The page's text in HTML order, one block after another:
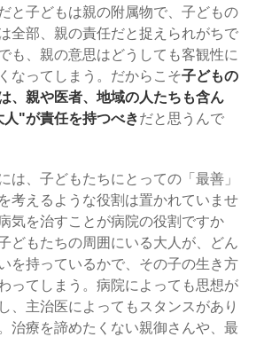
と子どもは親の附属物で、子どもの
全部、親の責任だと捉えられがちで
も、親の意思はどうしても客観性に
なってしまう。だからこそ子どもの
、親や医者、地域の人たちも含ん
人"が責任を持つべきだと思うんで
は、子どもたちにとっての「最善」
考えるような役割は置かれていませ
気を治すことが病院の役割ですか
どもたちの周囲にいる大人が、どん
を持っているかで、その子の生き方
ってしまう。病院によっても思想が
、主治医によってもスタンスがあり
治療を諦めたくない親御さんや、最